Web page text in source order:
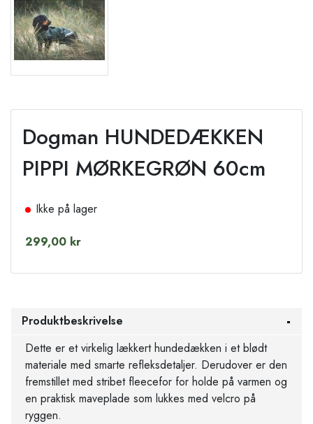
Dogman HUNDEDÆKKEN
PIPPI MØRKEGRØN 60cm
Ikke på lager
299,00 kr
Produktbeskrivelse
Dette er et virkelig lækkert hundedækken i et blødt
materiale med smarte refleksdetaljer. Derudover er den
fremstillet med stribet fleecefor for holde på varmen og
en praktisk maveplade som lukkes med velcro på
ryggen.